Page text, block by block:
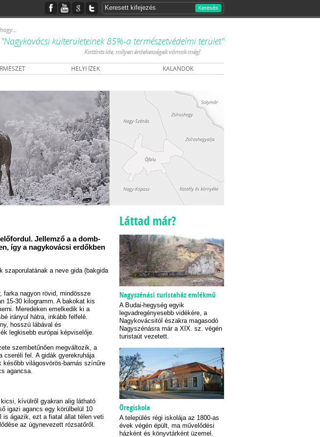
Keresés
"Nagykovácsi külterületeinek 85%-a természetvédelmi terület"
Kattints ide, milyen érdekességek várnak még!
HELYI ÍZEK KALANDOK
Jellemző a a domb-
így a nagykovácsi erdőkben
a neve gida (bakgida
farka nagyon rövid, mindössze
15-30 kilogramm. A bakokat kis
Meredeken emelkedik ki a
irányul hátra, inkább felfelé.
hosszú lábával és
legkisebb európai képviselője.
szembetűnően megváltozik, a
cseréli fel. A gidák gyerekruhája
világosvörös-barnás színűre
agancsa.
kívülről gyakran alig látható
igazi agancs egy körülbelül 10
is ágazik, ezt a fiatal állat télen veti
az úgynevezett rózsatőről.
Láttad már?
Nagyszénási turistaház emlékmű
A Budai-hegység egyik
legvadregényesebb vidékére, a
Nagykovácsitól északra magasodó
Nagyszénásra már a XIX. sz. végén
turistaút vezetett.
Öregiskola
A település régi iskolája az 1800-as
évek végén épült, ma művelődési
házként és könyvtárként üzemel.